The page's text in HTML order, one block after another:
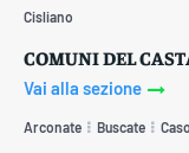
Cisliano
COMUNI DEL
Vai alla sezione
Arconate Buscate